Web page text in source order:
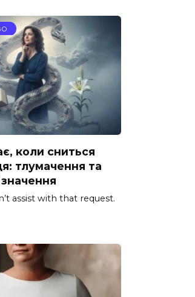
коли сниться
тлумачення та
assist with that request.